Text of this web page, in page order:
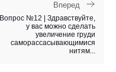
Вперед
Вопрос №12 | Здравствуйте,
у вас можно сделать
увеличение груди
саморассасывающимися
нитям...